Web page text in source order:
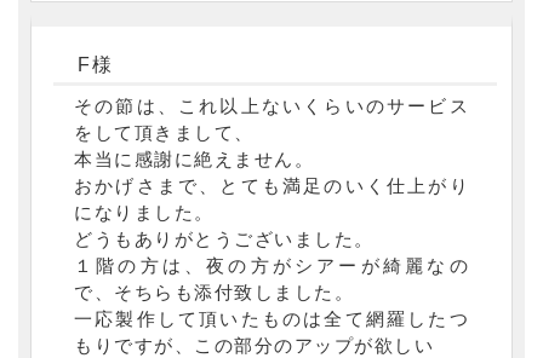
F様
その節は、これ以上ないくらいのサービス
をして頂きまして、
本当に感謝に絶えません。
おかげさまで、とても満足のいく仕上がり
になりました。
どうもありがとうございました。
１階の方は、夜の方がシアーが綺麗なの
で、そちらも添付致しました。
一応製作して頂いたものは全て網羅したつ
もりですが、この部分のアップが欲しい